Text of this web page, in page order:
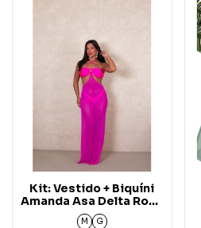
Kit: Vestido + Biquíni
Amanda Asa Delta Rosa
Pink Aura (3 peças)
M G